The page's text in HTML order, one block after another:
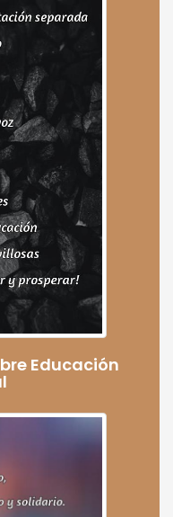
Educación